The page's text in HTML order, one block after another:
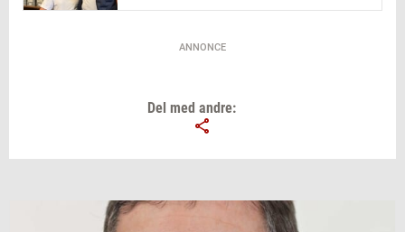
ANNONCE
Del med andre: